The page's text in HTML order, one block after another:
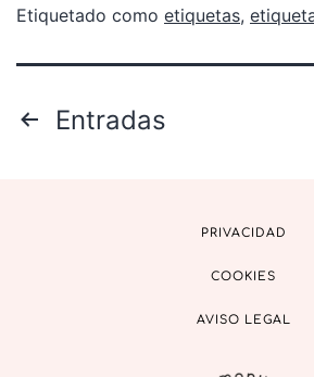
Etiquetado como etiquetas,
Entradas
PRIVACIDAD
COOKIES
AVISO LEGAL